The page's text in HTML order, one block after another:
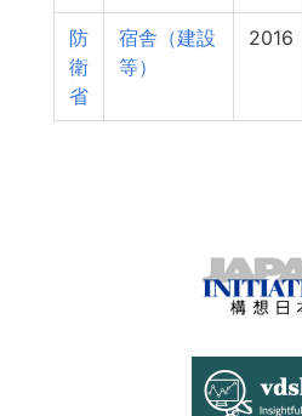
防
衛
省
宿舎（建設
等）
2016